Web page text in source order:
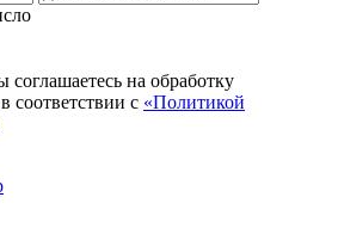
на обработку
соответствии с «Политикой